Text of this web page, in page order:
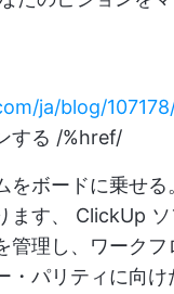
ja/blog/
する /%href/
をボードに乗せる
ます、 ClickUp
管理し、ワーク
・パリティに向